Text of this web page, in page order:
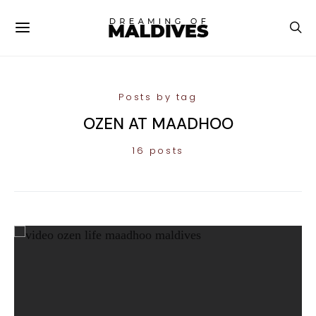
Posts by tag
OZEN AT MAADHOO
16 posts